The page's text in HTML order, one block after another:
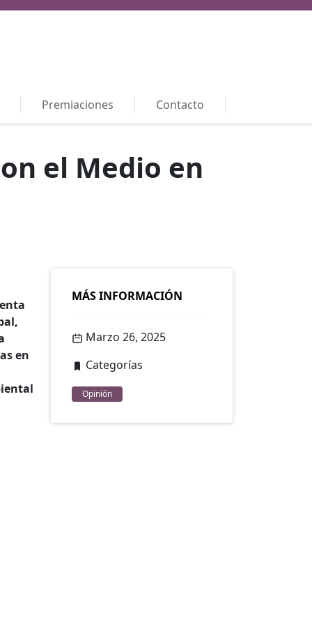
Premiaciones Contacto
el Medio en
en
MÁS INFORMACIÓN
Marzo 26, 2025
Categorías
Opinión